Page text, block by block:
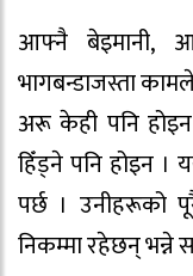
आफ्नै बेइमानी,
भागबन्डाजस्ता
अरू केही पनि होइन
हिँड्ने पनि होइन ।
पर्छ । उनीहरूको
निकम्मा रहेछन् भन्ने